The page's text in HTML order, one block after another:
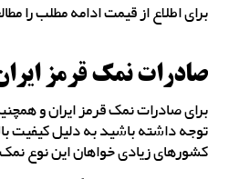
برای اطلاع از قیمت ادامه مطلب را
صادرات نمک قرمز
برای صادرات نمک قرمز ایران و
توجه داشته باشید به دلیل کیفیت
کشورهای زیادی خواهان این نوع